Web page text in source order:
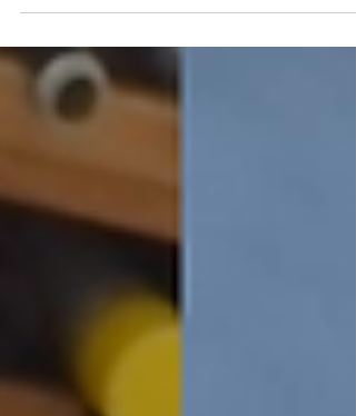
Olvasónk fotóin jól látszik, hogy még épp ki lehet
tetőzésig még sok idő van hátra,...